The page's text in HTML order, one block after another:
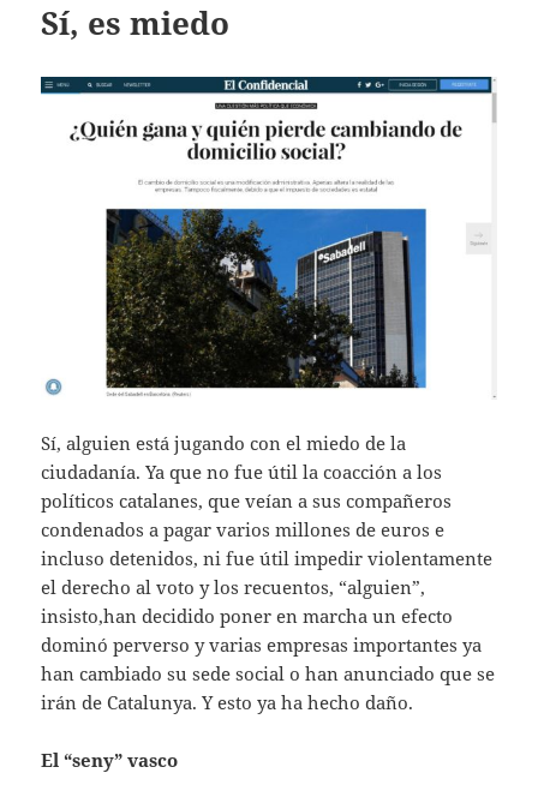
Sí, es miedo
Sí, alguien está jugando con el miedo de la
ciudadanía. Ya que no fue útil la coacción a los
políticos catalanes, que veían a sus compañeros
condenados a pagar varios millones de euros e
incluso detenidos, ni fue útil impedir violentamente
el derecho al voto y los recuentos, “alguien”,
insisto,han decidido poner en marcha un efecto
dominó perverso y varias empresas importantes ya
han cambiado su sede social o han anunciado que se
irán de Catalunya. Y esto ya ha hecho daño.
El “seny” vasco